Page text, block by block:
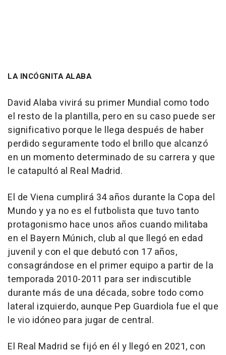
LA INCÓGNITA ALABA
David Alaba vivirá su primer Mundial como todo
el resto de la plantilla, pero en su caso puede ser
significativo porque le llega después de haber
perdido seguramente todo el brillo que alcanzó
en un momento determinado de su carrera y que
le catapultó al Real Madrid.
El de Viena cumplirá 34 años durante la Copa del
Mundo y ya no es el futbolista que tuvo tanto
protagonismo hace unos años cuando militaba
en el Bayern Múnich, club al que llegó en edad
juvenil y con el que debutó con 17 años,
consagrándose en el primer equipo a partir de la
temporada 2010-2011 para ser indiscutible
durante más de una década, sobre todo como
lateral izquierdo, aunque Pep Guardiola fue el que
le vio idóneo para jugar de central.
El Real Madrid se fijó en él y llegó en 2021, con